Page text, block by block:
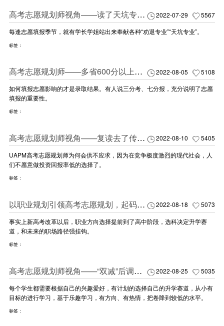
2022-07-29 5567
高考志愿规划师视角——读了天坑专业，54.6%的人想推翻重来
每逢志愿填报季节，就有学长学姐站出来奉献各种“劝退专业”“天坑专业”。
标签：
2022-08-05 5108
高考志愿规划师——多省600分以上考生沦落到征集志愿，因何原因？
如何填报志愿影响的才是录取结果。有人说三分考、七分报，充分说明了志愿
填报的重要性。
标签：
2022-08-10 5405
高考志愿规划师视角——复读去了传说中的衡水中学，发现它霸榜的真正秘密
UAPM高考志愿规划师为何会供不应求，因为在竞争极度激烈的现代社会，人
们不愿意做投资回报率低的选择了。
标签：
2022-08-18 5073
以职业规划引领高考志愿规划，起码少走7年弯路！
事实上新高考改革以后，职业方向选择提前到了高中阶段，选科决定升学赛
道，和未来的职场路径强挂钩。
标签：
2022-08-25 5035
高考志愿规划师视角——“双减”后调查50万家庭：内卷教育大误区，90%的家长中招了！
每个学生都需要根据自己的兴趣爱好，有计划的选择自己的升学赛道，从小有
目标的进行学习，基于乐趣学习，有方向、有热情，把卷降到较低的水平。
标签：